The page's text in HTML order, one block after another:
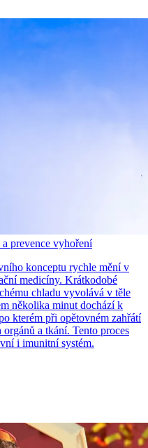
prevence vyhoření
konceptu rychle mění v
medicíny. Krátkodobé
chladu vyvolává v těle
několika minut dochází k
kterém při opětovném zahřátí
a tkání. Tento proces
i imunitní systém.